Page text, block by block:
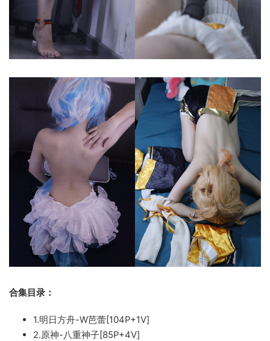
合集目录：
1.明日方舟-W芭蕾[104P+1V]
2.原神-八重神子[85P+4V]